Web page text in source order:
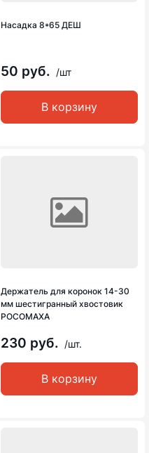
Насадка 8*65 ДЕШ
50 руб. /шт
В корзину
Держатель для коронок 14-30
мм шестигранный хвостовик
РОСОМАХА
230 руб. /шт.
В корзину